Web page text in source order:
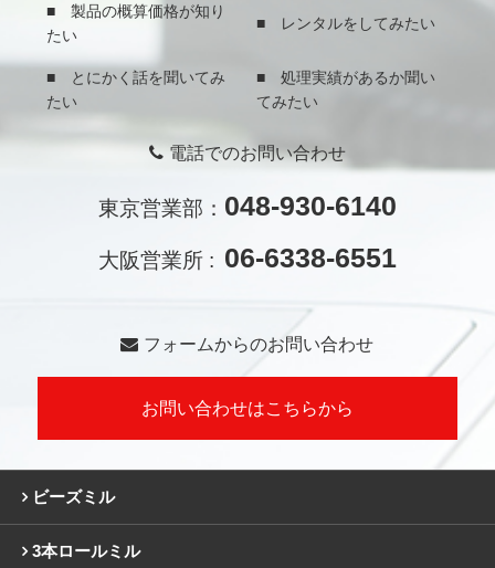
■ 製品の概算価格が知り
たい
■ レンタルをしてみたい
■ とにかく話を聞いてみ
たい
■ 処理実績があるか聞い
てみたい
電話でのお問い合わせ
東京営業部： 048-930-6140
大阪営業所 : 06-6338-6551
フォームからのお問い合わせ
お問い合わせはこちらから
ビーズミル
3本ロールミル